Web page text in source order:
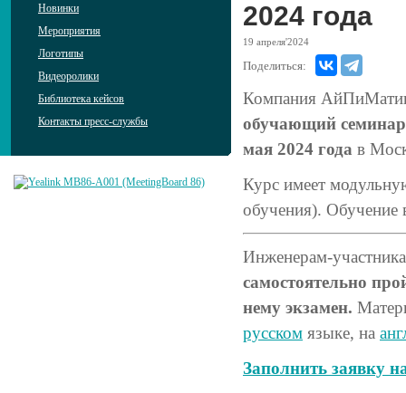
Новинки
Мероприятия
Логотипы
Видеоролики
Библиотека кейсов
Контакты пресс-службы
2024 года
19 апреля'2024
Поделиться:
Компания
обучающий
мая 2024 года в
Курс имеет
обучения). Обучение
Инженерам-
самостоятельно
нему экзамен.
русском языке, на
Заполнить заявку